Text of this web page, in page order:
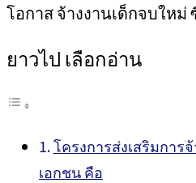
โอกาส จ้างงานเด็กจบให
ยาวไป เลือกอ่าน
โครงการส่งเสริมกา
เอกชน คือ